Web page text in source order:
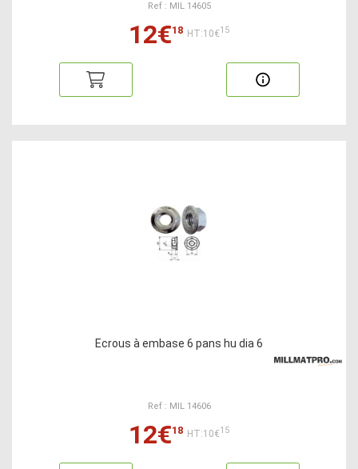
Ref : MIL 14605
12€18 HT:10€15
Ecrous à embase 6 pans hu dia 6
Ref : MIL 14606
12€18 HT:10€15